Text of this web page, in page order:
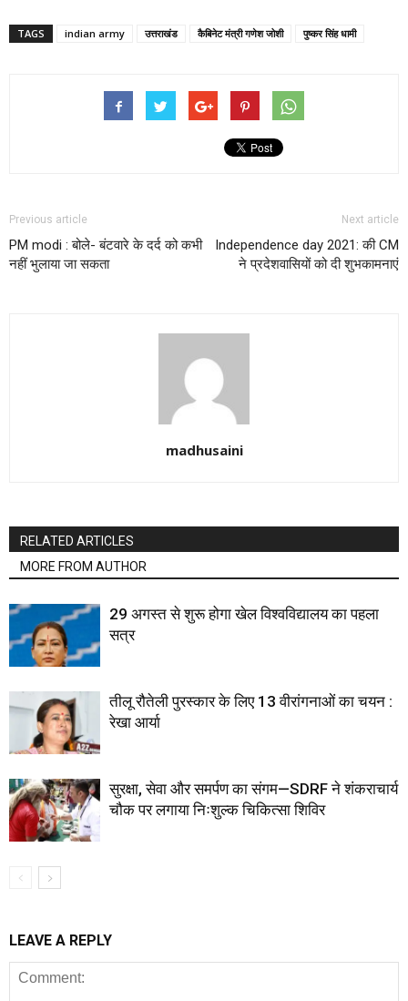
TAGS indian army उत्तराखंड कैबिनेट मंत्री गणेश जोशी पुष्कर सिंह धामी
Previous article
PM modi : बोले- बंटवारे के दर्द को कभी
नहीं भुलाया जा सकता
Next article
Independence day 2021: की CM
ने प्रदेशवासियों को दी शुभकामनाएं
madhusaini
RELATED ARTICLES
MORE FROM AUTHOR
29 अगस्त से शुरू होगा खेल विश्वविद्यालय का पहला
सत्र
तीलू रौतेली पुरस्कार के लिए 13 वीरांगनाओं का चयन :
रेखा आर्या
सुरक्षा, सेवा और समर्पण का संगम—SDRF ने शंकराचार्य
चौक पर लगाया निःशुल्क चिकित्सा शिविर
LEAVE A REPLY